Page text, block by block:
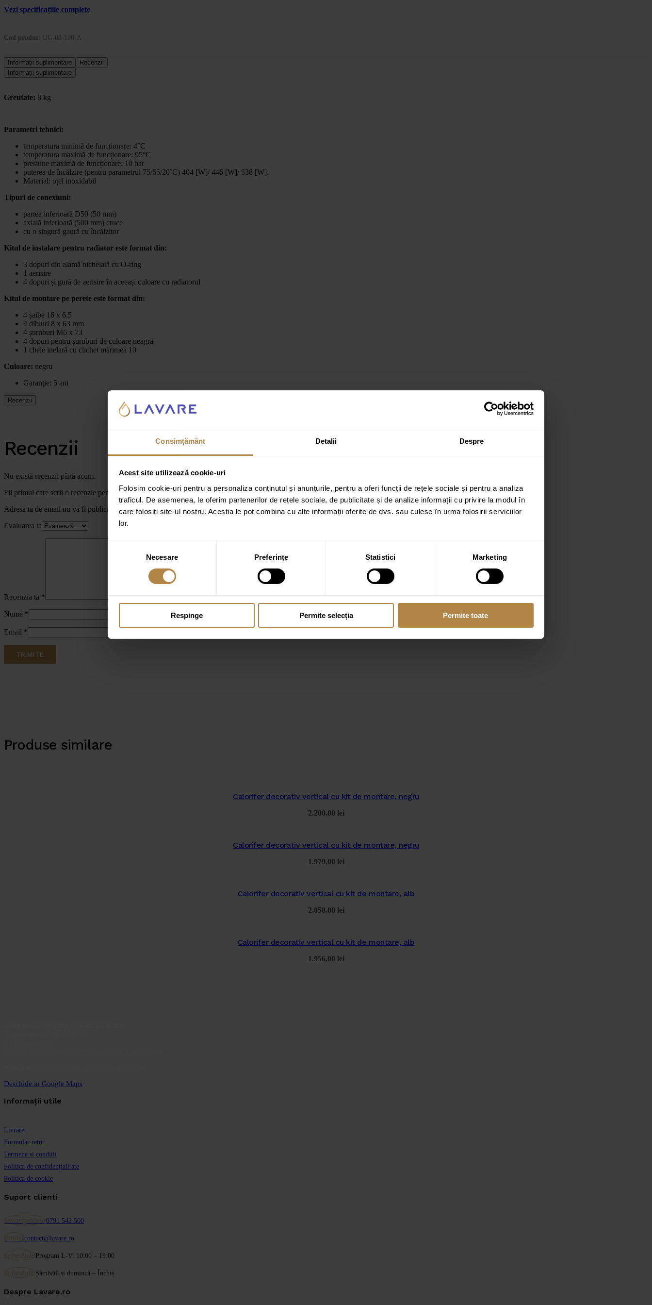
Consimțământ Detalii Despre
Acest site utilizează cookie-uri
Folosim cookie-uri pentru a personaliza conținutul și anunțurile, pentru a oferi funcții de rețele sociale și pentru a analiza
traficul. De asemenea, le oferim partenerilor de rețele sociale, de publicitate și de analize informații cu privire la modul în
care folosiți site-ul nostru. Aceștia le pot combina cu alte informații oferite de dvs. sau culese în urma folosirii serviciilor
lor.
consimțământului
Necesare Preferinţe Statistici Marketing
Respinge Permite selecția Permite toate
Vezi specificațiile complete
Cod produs: UG-03-100-A
Informații suplimentare
Recenzii
Informații suplimentare
Greutate: 8 kg
Parametri tehnici:
temperatura minimă de funcționare: 4°C
temperatura maximă de funcționare: 95°C
presiune maximă de funcționare: 10 bar
puterea de încălzire (pentru parametrul 75/65/20˚C) 404 [W]/ 446 [W]/ 538 [W].
Material: oțel inoxidabil
Tipuri de conexiuni:
partea inferioară D50 (50 mm)
axială inferioară (500 mm) cruce
cu o singură gaură cu încălzitor
Kitul de instalare pentru radiator este format din:
3 dopuri din alamă nichelată cu O-ring
1 aerisire
4 dopuri și gură de aerisire în aceeași culoare cu radiatorul
Kitul de montare pe perete este format din:
4 șaibe 16 x 6,5
4 dibluri 8 x 63 mm
4 șuruburi M6 x 73
4 dopuri pentru șuruburi de culoare neagră
1 cheie inelară cu clichet mărimea 10
Culoare: negru
Garanție: 5 ani
Recenzii
Recenzii
Nu există recenzii până acum.
Fii primul care scrii o recenzie pentru „Calorifer de baie Invena 54×100 cm negru”
Adresa ta de email nu va fi publicată.
Câmpurile obligatorii sunt marcate cu *
Evaluarea ta
Recenzia ta *
Nume *
Email *
Produse similare
Calorifer decorativ vertical cu kit de montare, negru
2.200,00 lei
Calorifer decorativ vertical cu kit de montare, negru
1.979,00 lei
Calorifer decorativ vertical cu kit de montare, alb
2.058,00 lei
Calorifer decorativ vertical cu kit de montare, alb
1.956,00 lei
Deschide in Google Maps
Informații utile
Livrare
Formular retur
Termene și condiții
Politica de confidențialitate
Politica de cookie
Suport clienti
0791 542 500
contact@lavare.ro
Program L-V: 10:00 – 19:00
Sâmbătă și dumincă – Închis
Despre Lavare.ro